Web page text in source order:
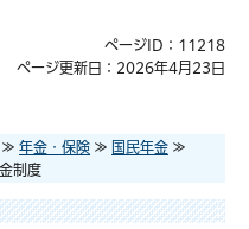
ページID：11218
ページ更新日：2026年4月23日
≫ 年金・保険 ≫ 国民年金 ≫
制度